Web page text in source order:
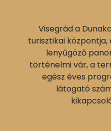
Visegrád a
turisztikai központja,
lenyűgöző
történelmi vár, a
egész éves
látogató